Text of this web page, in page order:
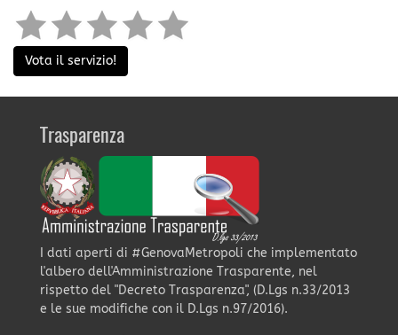
Vota il servizio!
Trasparenza
I dati aperti di #GenovaMetropoli che implementato
l'albero dell'Amministrazione Trasparente, nel
rispetto del "Decreto Trasparenza", (D.Lgs n.33/2013
e le sue modifiche con il D.Lgs n.97/2016).